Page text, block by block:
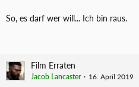
So, es darf wer will... Ich bin raus.
Film Erraten
Jacob Lancaster 16. April 2019